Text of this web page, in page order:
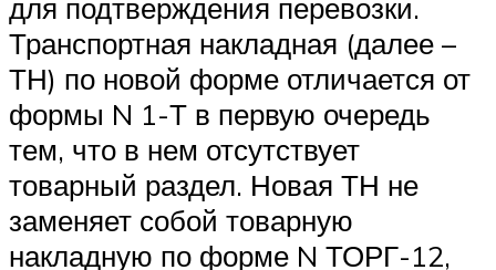
для подтверждения перевозки.
Транспортная накладная (далее –
ТН) по новой форме отличается от
формы N 1-Т в первую очередь
тем, что в нем отсутствует
товарный раздел. Новая ТН не
заменяет собой товарную
накладную по форме N ТОРГ-12,